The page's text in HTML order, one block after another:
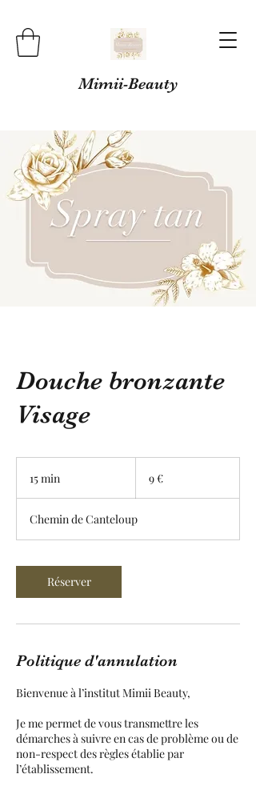
Mimii-Beauty
Douche bronzante
Visage
15 min
i
n
9 €
Chemin de Canteloup
Réserver
Politique d'annulation
Bienvenue à l’institut Mimii Beauty,
Je me permet de vous transmettre les
démarches à suivre en cas de problème ou de
non-respect des règles établie par
l’établissement.